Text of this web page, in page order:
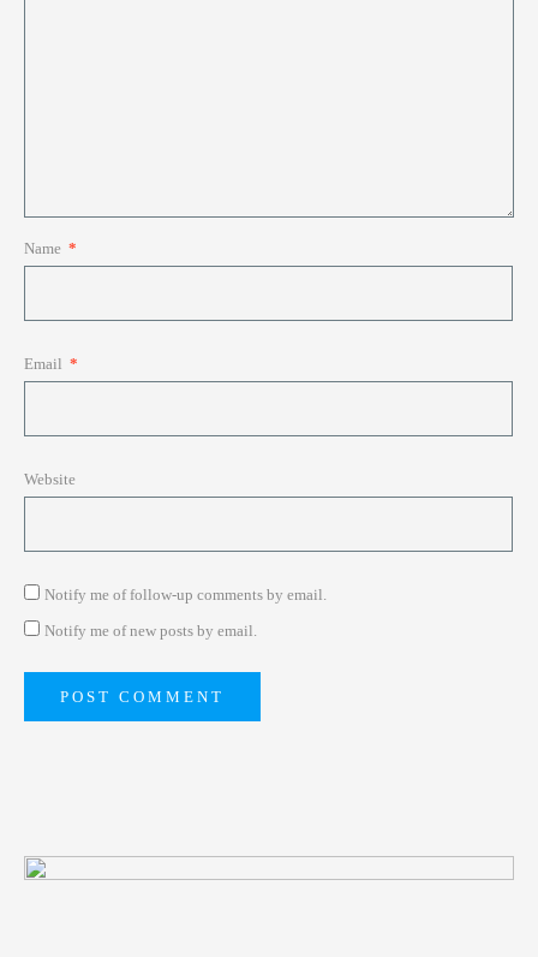
Name *
Email *
Website
Notify me of follow-up comments by email.
Notify me of new posts by email.